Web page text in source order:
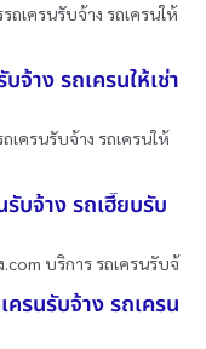
ถเครนรับจ้าง รถเครนให้
จ้าง รถเครนให้เช่า
เครนรับจ้าง รถเครนให้
บจ้าง รถเฮี๊ยบรับ
บริการ รถเครนรับจ้
รนรับจ้าง รถเครน